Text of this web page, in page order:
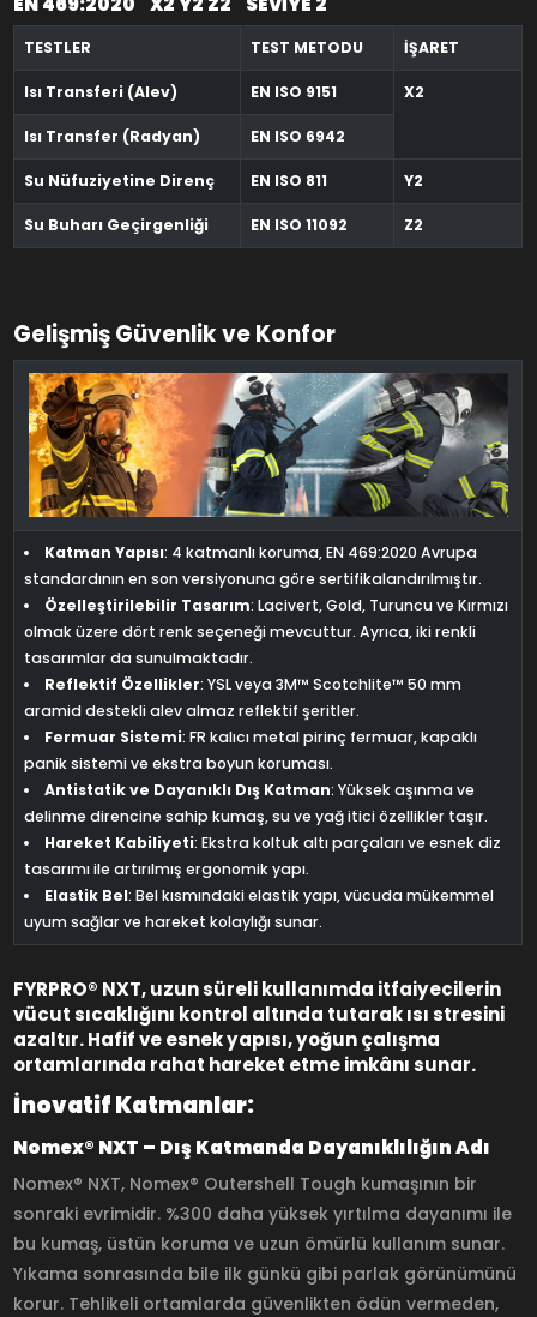
TESTLER TEST METODU İŞARET
Isı Transferi (Alev) EN ISO 9151 X2
Isı Transfer (Radyan) EN ISO 6942
Su Nüfuziyetine Direnç EN ISO 811 Y2
Su Buharı Geçirgenliği EN ISO 11092 Z2
Gelişmiş Güvenlik ve Konfor
Katman Yapısı: 4 katmanlı koruma, EN 469:2020 Avrupa
standardının en son versiyonuna göre sertifikalandırılmıştır.
Özelleştirilebilir Tasarım: Lacivert, Gold, Turuncu ve Kırmızı
olmak üzere dört renk seçeneği mevcuttur. Ayrıca, iki renkli
tasarımlar da sunulmaktadır.
Reflektif Özellikler: YSL veya 3M™ Scotchlite™ 50 mm
aramid destekli alev almaz reflektif şeritler.
Fermuar Sistemi: FR kalıcı metal pirinç fermuar, kapaklı
panik sistemi ve ekstra boyun koruması.
Antistatik ve Dayanıklı Dış Katman: Yüksek aşınma ve
delinme direncine sahip kumaş, su ve yağ itici özellikler taşır.
Hareket Kabiliyeti: Ekstra koltuk altı parçaları ve esnek diz
tasarımı ile artırılmış ergonomik yapı.
Elastik Bel: Bel kısmındaki elastik yapı, vücuda mükemmel
uyum sağlar ve hareket kolaylığı sunar.
FYRPRO® NXT, uzun süreli kullanımda itfaiyecilerin
vücut sıcaklığını kontrol altında tutarak ısı stresini
azaltır. Hafif ve esnek yapısı, yoğun çalışma
ortamlarında rahat hareket etme imkânı sunar.
İnovatif Katmanlar:
Nomex® NXT – Dış Katmanda Dayanıklılığın Adı
Nomex® NXT, Nomex® Outershell Tough kumaşının bir
sonraki evrimidir. %300 daha yüksek yırtılma dayanımı ile
bu kumaş, üstün koruma ve uzun ömürlü kullanım sunar.
Yıkama sonrasında bile ilk günkü gibi parlak görünümünü
korur. Tehlikeli ortamlarda güvenlikten ödün vermeden,